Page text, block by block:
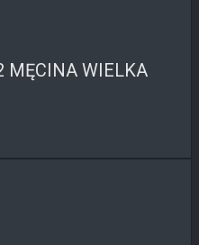
MĘCINA WIELKA